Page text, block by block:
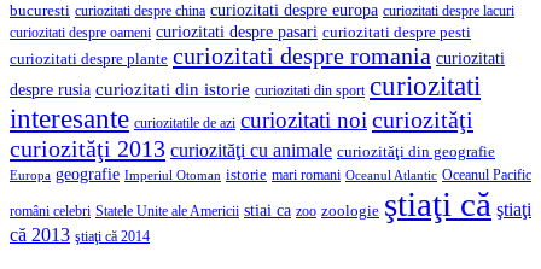
bucuresti curiozitati despre china curiozitati despre europa curiozitati despre lacuri
curiozitati despre oameni curiozitati despre pasari curiozitati despre pesti
curiozitati despre plante curiozitati despre romania curiozitati
despre rusia curiozitati din istorie curiozitati din sport curiozitati
interesante curiozitatile de azi curiozitati noicuriozităţi
curiozităţi 2013 curiozităţi cu animale curiozităţi din geografie
Europa geografie Imperiul Otoman istorie mari romani Oceanul Atlantic Oceanul Pacific
români celebri Statele Unite ale Americii stiai ca zoo zoologie ştiaţi că ştiaţi
că 2013 ştiaţi că 2014